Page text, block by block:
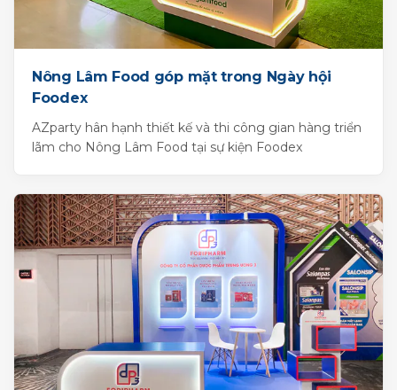
Nông Lâm Food góp mặt trong Ngày hội
Foodex
AZparty hân hạnh thiết kế và thi công gian hàng triển
lãm cho Nông Lâm Food tại sự kiện Foodex